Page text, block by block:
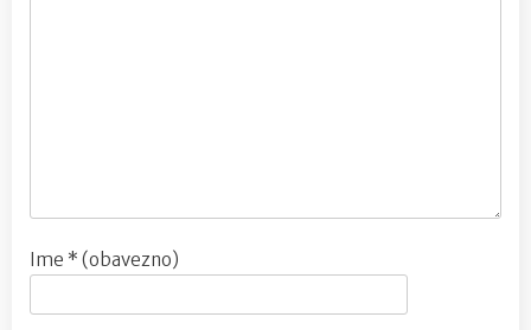
Ime * (obavezno)